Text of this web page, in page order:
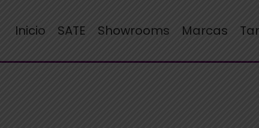
Inicio SATE Showrooms Marcas